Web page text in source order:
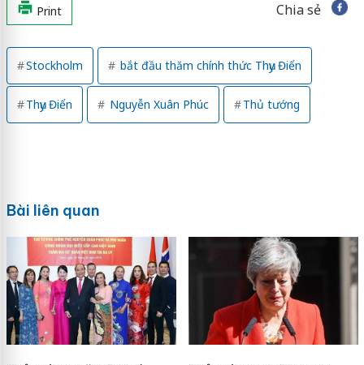
Print Chia sẻ
Stockholm bắt đầu thăm chính thức Thụy Điển
Thụy Điển Nguyễn Xuân Phúc Thủ tướng
Bài liên quan